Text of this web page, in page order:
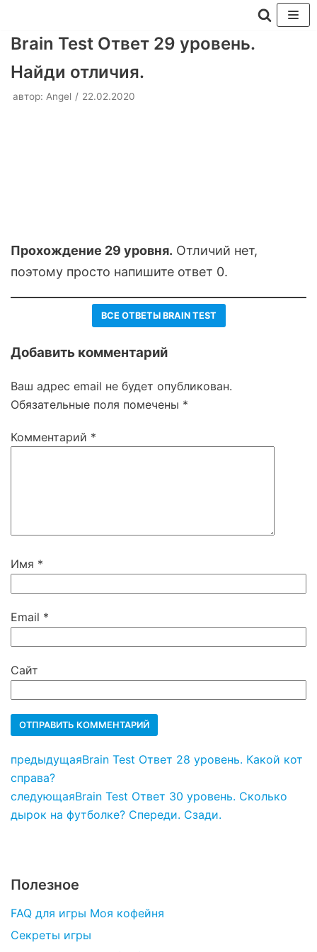
Перейти
содержимому
Brain Test Ответ 29 уровень.
Найди отличия.
автор: Angel 22.02.2020
Прохождение 29 уровня. Отличий нет,
поэтому просто напишите ответ 0.
ВСЕ ОТВЕТЫ BRAIN TEST
Добавить комментарий
Ваш адрес email не будет опубликован.
Обязательные поля помечены *
Комментарий *
Имя *
Email *
Сайт
предыдущаяBrain Test Ответ 28 уровень. Какой кот
справа?
следующаяBrain Test Ответ 30 уровень. Сколько
дырок на футболке? Спереди. Сзади.
Полезное
FAQ для игры Моя кофейня
Секреты игры